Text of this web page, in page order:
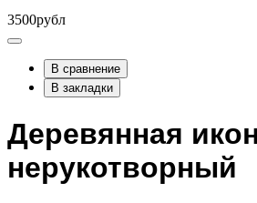
3500рубл
В сравнение
В закладки
Деревянная
нерукотворный